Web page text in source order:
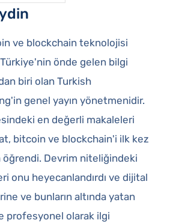
ve blockchain teknolojisi
önde gelen bilgi
biri olan Turkish
genel yayın yönetmenidir.
en değerli makaleleri
bitcoin ve blockchain'i ilk kez
öğrendi. Devrim niteliğindeki
onu heyecanlandırdı ve dijital
ve bunların altında yatan
profesyonel olarak ilgi